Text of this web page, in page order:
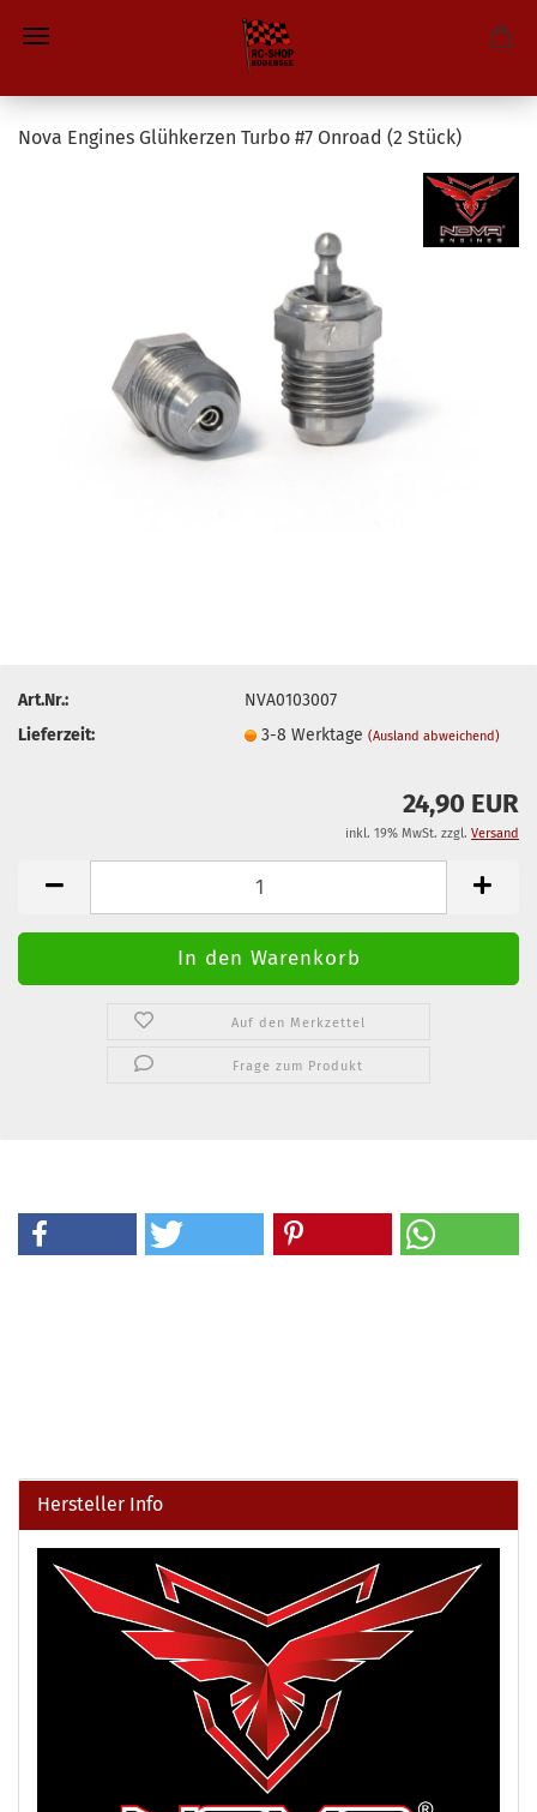
Nova Engines Glühkerzen Turbo #7 Onroad (2 Stück)
Art.Nr.:
NVA0103007
Lieferzeit:
3-8 Werktage(Ausland abweichend)
24,90 EUR
inkl. 19% MwSt. zzgl. Versand
Auf den Merkzettel
Frage zum Produkt
Hersteller Info